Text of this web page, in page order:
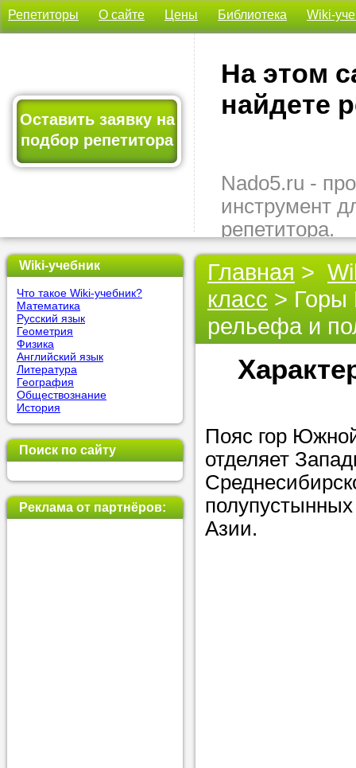
Репетиторы О сайте Цены Библиотека Wiki-
Оставить заявку на
подбор репетитора
На этом
найдете
Nado5.ru -
инструмент
репетитора.
Здесь вы
подходящего
быстро,
бесплатно.
Оставьте
позвоните
пожелания.
Или найдите
нашей базе
используя
Wiki-учебник
Что такое Wiki-учебник?
Математика
Русский язык
Геометрия
Физика
Английский язык
Литература
География
Обществознание
История
Поиск по сайту
Реклама от партнёров:
Главная >
класс > Горы
рельефа и
Пояс гор
отделяет
Азии.